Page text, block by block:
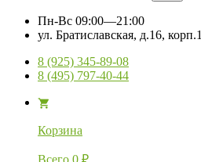
Пн-Вс 09:00—21:00
ул. Братиславская, д.16, корп.1
8 (925) 345-89-08
8 (495) 797-40-44
Корзина
₽